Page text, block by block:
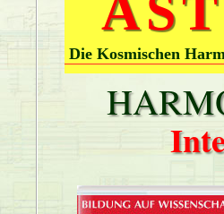
Die Kosmischen